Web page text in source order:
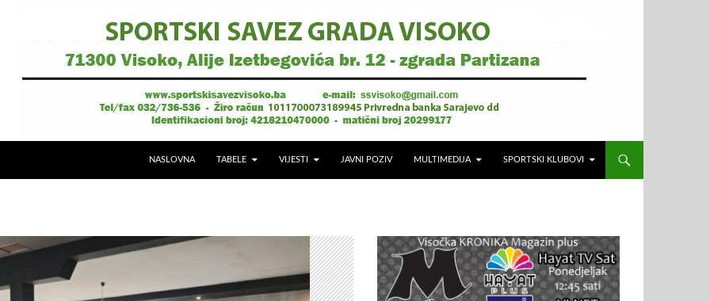
NASLOVNA TABELE VIJESTI JAVNI POZIV MULTIMEDIJA SPORTSKI KLUBOVI